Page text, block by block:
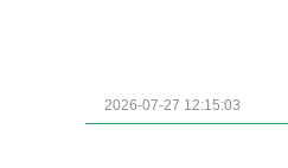
2026-07-27 12:15:03